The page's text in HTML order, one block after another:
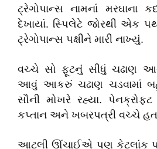
ટ્રેગોપાન્સ નામનાં મરઘાના
દેખાયાં. સ્પિલેટે જોરથી એક
ટ્રેગોપાન્સ પક્ષીને મારી નાખ્યું.
વચ્ચે સો ફૂટનું સીધું ચઢાણ
આવું આકરું ચઢાણ ચડવામાં
સૌની મોખરે રહ્યા.
કપ્તાન અને ખબરપત્રી વચ્ચે
આટલી ઊંચાઈએ પણ કેટલાંક